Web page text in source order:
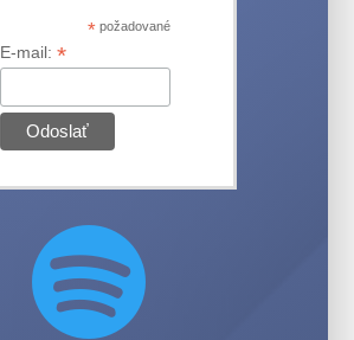
*požadované
E-mail: *
